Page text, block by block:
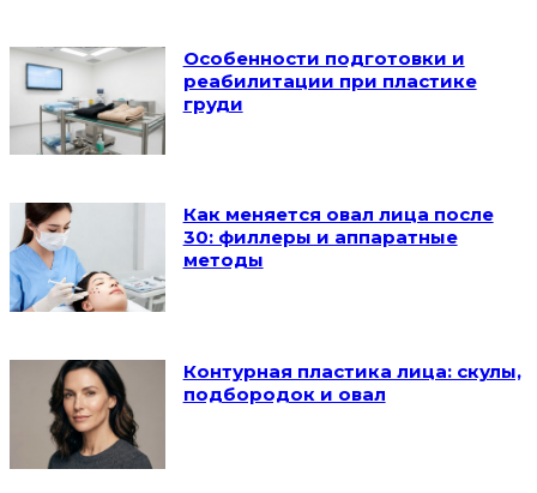
Особенности подготовки и
реабилитации при пластике
груди
Как меняется овал лица после
30: филлеры и аппаратные
методы
Контурная пластика лица: скулы,
подбородок и овал